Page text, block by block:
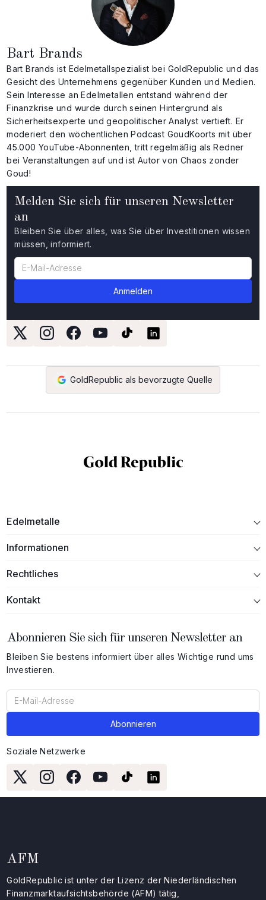
Melden Sie sich für unseren Newsletter
an
Bleiben Sie über alles, was Sie über Investitionen wissen
müssen, informiert.
GoldRepublic als bevorzugte Quelle
Bart Brands
Bart Brands ist Edelmetallspezialist bei GoldRepublic und das
Gesicht des Unternehmens gegenüber Kunden und Medien.
Sein Interesse an Edelmetallen entstand während der
Finanzkrise und wurde durch seinen Hintergrund als
Sicherheitsexperte und geopolitischer Analyst vertieft. Er
moderiert den wöchentlichen Podcast GoudKoorts mit über
45.000 YouTube-Abonnenten, tritt regelmäßig als Redner
bei Veranstaltungen auf und ist Autor von Chaos zonder
Goud!
Edelmetalle
Informationen
Rechtliches
Kontakt
Abonnieren Sie sich für unseren Newsletter an
Bleiben Sie bestens informiert über alles Wichtige rund ums
Investieren.
Soziale Netzwerke
AFM
GoldRepublic ist unter der Lizenz der Niederländischen
Finanzmarktaufsichtsbehörde (AFM) tätig,